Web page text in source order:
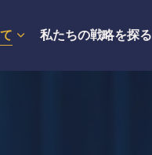
私たちの戦略を探る